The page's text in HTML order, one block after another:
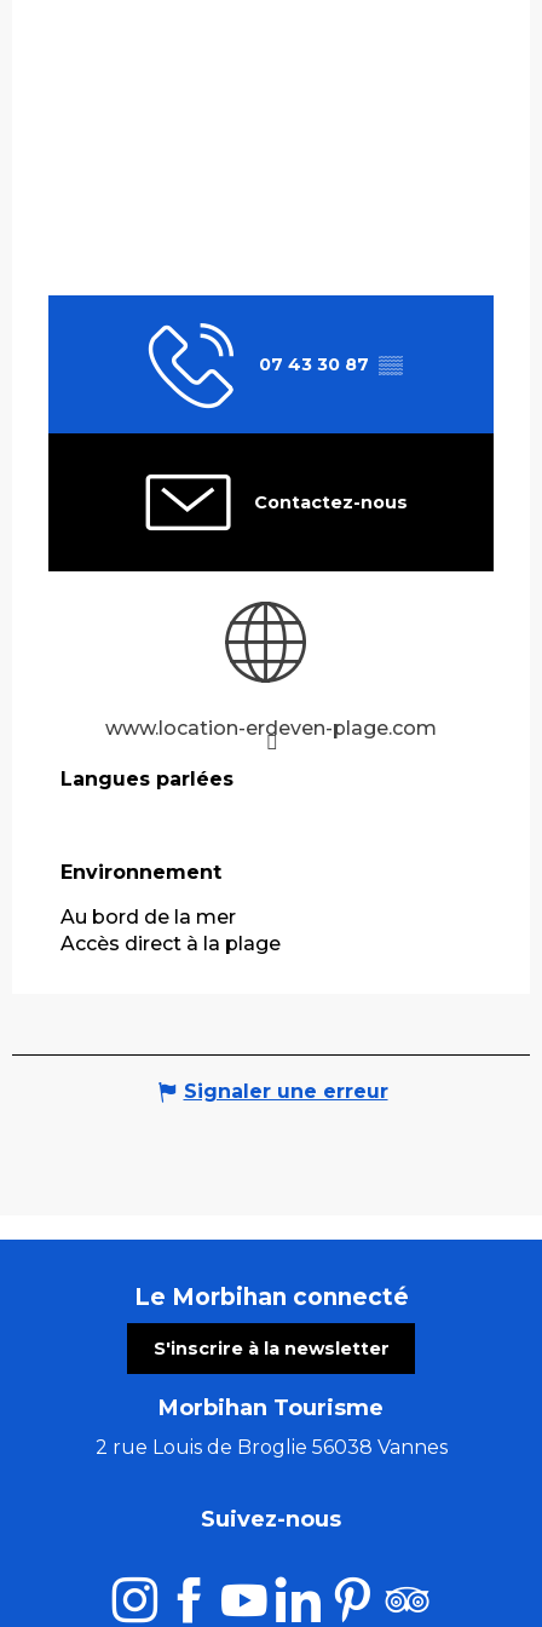
07 43 30 87 ▒▒
Contactez-nous
www.location-erdeven-plage.com
Langues parlées
Langues parlées
Environnement
Environnement
Au bord de la mer
Accès direct à la plage
Signaler une erreur
Le Morbihan connecté
S'inscrire à la newsletter
Morbihan Tourisme
2 rue Louis de Broglie 56038 Vannes
Suivez-nous